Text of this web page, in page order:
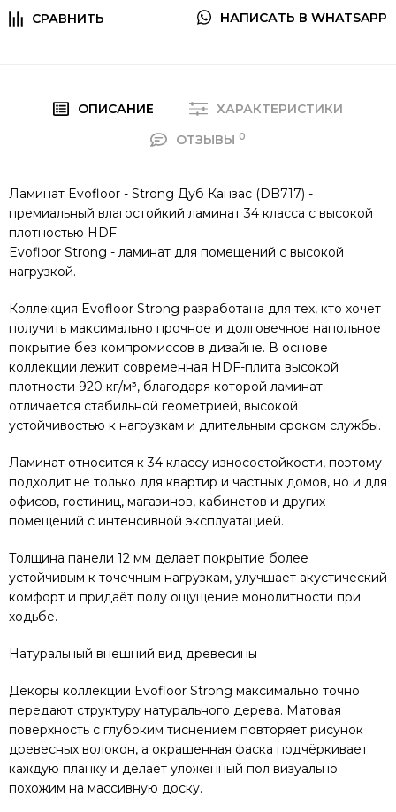
НАПИСАТЬ В WHATSAPP
ОПИСАНИЕ
ХАРАКТЕРИСТИКИ
ОТЗЫВЫ 0
Ламинат Evofloor - Strong Дуб Канзас (DB717) -
премиальный влагостойкий ламинат 34 класса с высокой
плотностью HDF.
Evofloor Strong - ламинат для помещений с высокой
нагрузкой.
Коллекция Evofloor Strong разработана для тех, кто хочет
получить максимально прочное и долговечное напольное
покрытие без компромиссов в дизайне. В основе
коллекции лежит современная HDF-плита высокой
плотности 920 кг/м³, благодаря которой ламинат
отличается стабильной геометрией, высокой
устойчивостью к нагрузкам и длительным сроком службы.
Ламинат относится к 34 классу износостойкости, поэтому
подходит не только для квартир и частных домов, но и для
офисов, гостиниц, магазинов, кабинетов и других
помещений с интенсивной эксплуатацией.
Толщина панели 12 мм делает покрытие более
устойчивым к точечным нагрузкам, улучшает акустический
комфорт и придаёт полу ощущение монолитности при
ходьбе.
Натуральный внешний вид древесины
Декоры коллекции Evofloor Strong максимально точно
передают структуру натурального дерева. Матовая
поверхность с глубоким тиснением повторяет рисунок
древесных волокон, а окрашенная фаска подчёркивает
каждую планку и делает уложенный пол визуально
похожим на массивную доску.